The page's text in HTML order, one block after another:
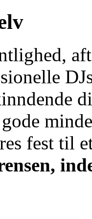
gode
fest til